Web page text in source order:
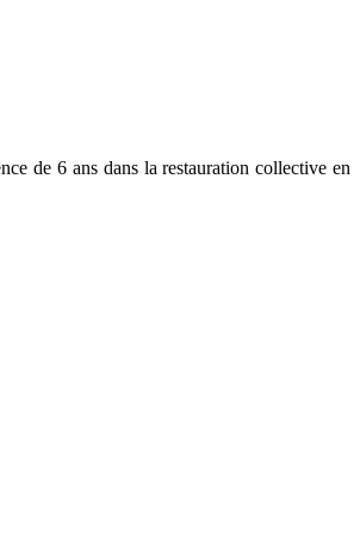
de 6 ans dans la restauration collective en